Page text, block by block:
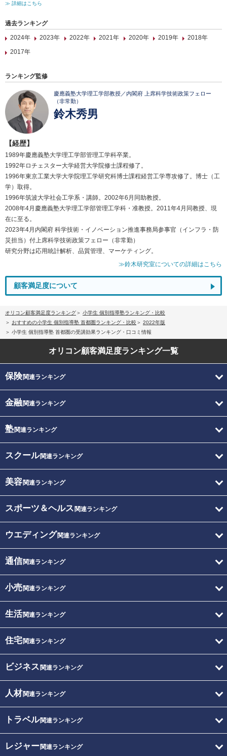
≫ 詳細はこちら
過去ランキング
2024年
2023年 2022年 2021年 2020年 2019年
2018年
2017年
ランキング監修
慶應義塾大学理工学部教授／内閣府 上席科学技術政策フェロー
（非常勤）
鈴木秀男
【経歴】
1989年慶應義塾大学理工学部管理工学科卒業。
1992年ロチェスター大学経営大学院修士課程修了。
1996年東京工業大学大学院理工学研究科博士課程経営工学専攻修了。博士（工
学）取得。
1996年筑波大学社会工学系・講師。2002年6月同助教授。
2008年4月慶應義塾大学理工学部管理工学科・准教授。2011年4月同教授、現
在に至る。
2023年4月内閣府 科学技術・イノベーション推進事務局参事官（インフラ・防
災担当）付上席科学技術政策フェロー（非常勤）
研究分野は応用統計解析、品質管理、マーケティング。
≫鈴木研究室についての詳細はこちら
顧客満足度について
オリコン顧客満足度ランキング
小学生 個別指導塾ランキング・比較
おすすめの小学生 個別指導塾 首都圏ランキング・比較
2022年版
小学生 個別指導塾 首都圏の受講効果ランキング・口コミ情報
オリコン顧客満足度ランキング一覧
保険関連ランキング
金融関連ランキング
塾関連ランキング
スクール関連ランキング
美容関連ランキング
スポーツ＆ヘルス 関連ランキング
ウエディング関連ランキング
通信関連ランキング
小売関連ランキング
生活関連ランキング
住宅関連ランキング
ビジネス 関連ランキング
人材関連ランキング
トラベル関連ランキング
レジャー関連ランキング